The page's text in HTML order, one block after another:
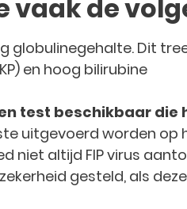
vaak de
globulinegehalte. Dit
en hoog bilirubine
test beschikbaar
uitgevoerd worden
niet altijd FIP virus
gesteld, als